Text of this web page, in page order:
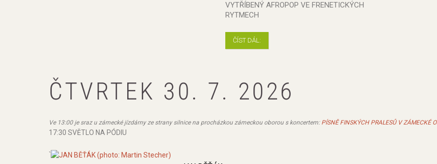
VYTŘÍBENÝ AFROPOP VE FRENETICKÝCH
RYTMECH
ČÍST DÁL:
ČTVRTEK 30. 7. 2026
Ve 13:00 je sraz u zámecké jízdárny ze strany silnice na procházkou zámeckou oborou s koncertem: PÍSNĚ FINSKÝCH PRALESŮ V ZÁMECKÉ
17:30 SVĚTLO NA PÓDIU
`